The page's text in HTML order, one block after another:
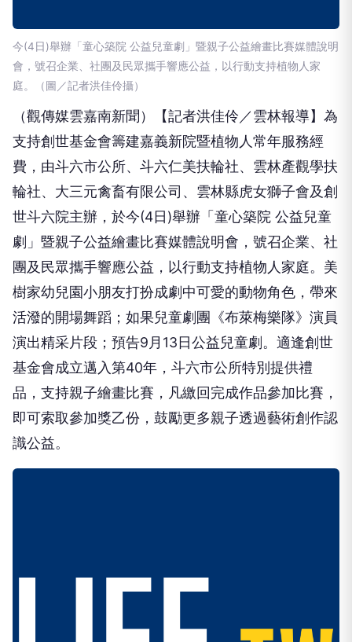
今(4日)舉辦「童心築院 公益兒童劇」暨親子公益繪畫比賽媒體說明
會，號召企業、社團及民眾攜手響應公益，以行動支持植物人家
庭。（圖／記者洪佳伶攝）
（觀傳媒雲嘉南新聞）【記者洪佳伶／雲林報導】為
支持創世基金會籌建嘉義新院暨植物人常年服務經
費，由斗六市公所、斗六仁美扶輪社、雲林產觀學扶
輪社、大三元禽畜有限公司、雲林縣虎女獅子會及創
世斗六院主辦，於今(4日)舉辦「童心築院 公益兒童
劇」暨親子公益繪畫比賽媒體說明會，號召企業、社
團及民眾攜手響應公益，以行動支持植物人家庭。美
樹家幼兒園小朋友打扮成劇中可愛的動物角色，帶來
活潑的開場舞蹈；如果兒童劇團《布萊梅樂隊》演員
演出精采片段；預告9月13日公益兒童劇。適逢創世
基金會成立邁入第40年，斗六市公所特別提供禮
品，支持親子繪畫比賽，凡繳回完成作品參加比賽，
即可索取參加獎乙份，鼓勵更多親子透過藝術創作認
識公益。